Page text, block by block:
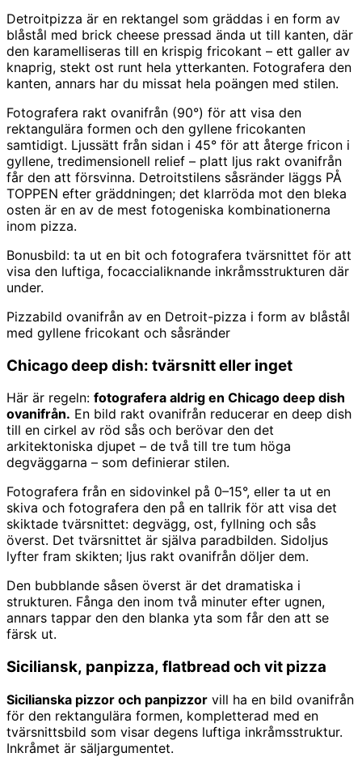
Detroitpizza är en rektangel som gräddas i en form av
blåstål med brick cheese pressad ända ut till kanten, där
den karamelliseras till en krispig fricokant – ett galler av
knaprig, stekt ost runt hela ytterkanten. Fotografera den
kanten, annars har du missat hela poängen med stilen.
Fotografera rakt ovanifrån (90°) för att visa den
rektangulära formen och den gyllene fricokanten
samtidigt. Ljussätt från sidan i 45° för att återge fricon i
gyllene, tredimensionell relief – platt ljus rakt ovanifrån
får den att försvinna. Detroitstilens såsränder läggs PÅ
TOPPEN efter gräddningen; det klarröda mot den bleka
osten är en av de mest fotogeniska kombinationerna
inom pizza.
Bonusbild: ta ut en bit och fotografera tvärsnittet för att
visa den luftiga, focaccialiknande inkråmsstrukturen där
under.
Pizzabild ovanifrån av en Detroit-pizza i form av blåstål
med gyllene fricokant och såsränder
Chicago deep dish: tvärsnitt eller inget
Här är regeln: fotografera aldrig en Chicago deep dish
ovanifrån. En bild rakt ovanifrån reducerar en deep dish
till en cirkel av röd sås och berövar den det
arkitektoniska djupet – de två till tre tum höga
degväggarna – som definierar stilen.
Fotografera från en sidovinkel på 0–15°, eller ta ut en
skiva och fotografera den på en tallrik för att visa det
skiktade tvärsnittet: degvägg, ost, fyllning och sås
överst. Det tvärsnittet är själva paradbilden. Sidoljus
lyfter fram skikten; ljus rakt ovanifrån döljer dem.
Den bubblande såsen överst är det dramatiska i
strukturen. Fånga den inom två minuter efter ugnen,
annars tappar den den blanka yta som får den att se
färsk ut.
Siciliansk, panpizza, flatbread och vit pizza
Sicilianska pizzor och panpizzor vill ha en bild ovanifrån
för den rektangulära formen, kompletterad med en
tvärsnittsbild som visar degens luftiga inkråmsstruktur.
Inkråmet är säljargumentet.